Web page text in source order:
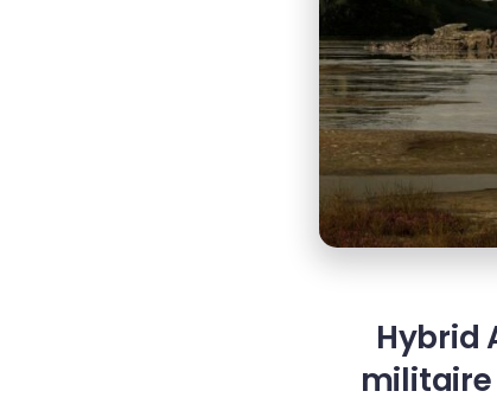
Hybrid
militaire